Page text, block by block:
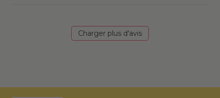
Charger plus d'avis